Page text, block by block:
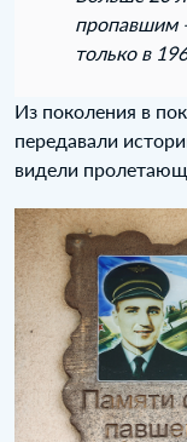
пропавшим
только в
Из поколения в
передавали
видели